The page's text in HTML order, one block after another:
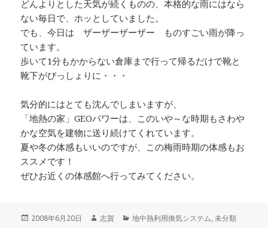
どんよりとした天気が続くものの、本格的な雨にはなら
ない毎日で、ホッとしていました。
でも、今日は ザーザーザーザー ものすごい雨が降っ
ています。
歩いて1分もかからない倉庫まで行って帰るだけで靴と
靴下がびっしょりに・・・
気分的にはとても沈んでしまいますが、
「地熱の家」GEOパワーは、このいや～な時期もさわや
かな空気を建物に送り続けてくれています。
夏や冬の体感もいいのですが、この梅雨時期の体感もお
ススメです！
ぜひお近くの体感館へ行ってみてください。
投
2008年6月20日
作
志賀
カ
地中熱利用換気システム,未分類